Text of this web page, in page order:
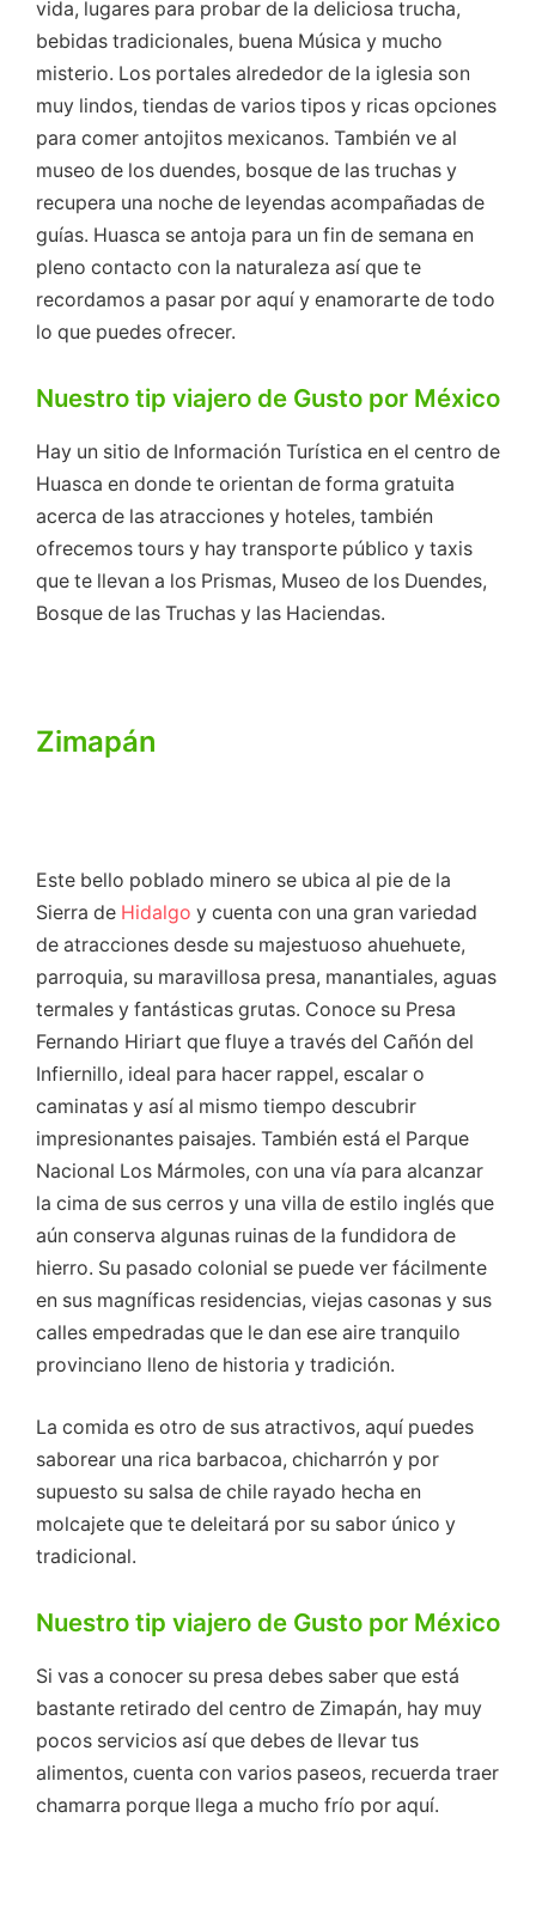
vida, lugares para probar de la deliciosa trucha,
bebidas tradicionales, buena Música y mucho
misterio. Los portales alrededor de la iglesia son
muy lindos, tiendas de varios tipos y ricas opciones
para comer antojitos mexicanos. También ve al
museo de los duendes, bosque de las truchas y
recupera una noche de leyendas acompañadas de
guías. Huasca se antoja para un fin de semana en
pleno contacto con la naturaleza así que te
recordamos a pasar por aquí y enamorarte de todo
lo que puedes ofrecer.
Nuestro tip viajero de Gusto por México
Hay un sitio de Información Turística en el centro de
Huasca en donde te orientan de forma gratuita
acerca de las atracciones y hoteles, también
ofrecemos tours y hay transporte público y taxis
que te llevan a los Prismas, Museo de los Duendes,
Bosque de las Truchas y las Haciendas.
Zimapán
Este bello poblado minero se ubica al pie de la
Sierra de Hidalgo y cuenta con una gran variedad
de atracciones desde su majestuoso ahuehuete,
parroquia, su maravillosa presa, manantiales, aguas
termales y fantásticas grutas. Conoce su Presa
Fernando Hiriart que fluye a través del Cañón del
Infiernillo, ideal para hacer rappel, escalar o
caminatas y así al mismo tiempo descubrir
impresionantes paisajes. También está el Parque
Nacional Los Mármoles, con una vía para alcanzar
la cima de sus cerros y una villa de estilo inglés que
aún conserva algunas ruinas de la fundidora de
hierro. Su pasado colonial se puede ver fácilmente
en sus magníficas residencias, viejas casonas y sus
calles empedradas que le dan ese aire tranquilo
provinciano lleno de historia y tradición.
La comida es otro de sus atractivos, aquí puedes
saborear una rica barbacoa, chicharrón y por
supuesto su salsa de chile rayado hecha en
molcajete que te deleitará por su sabor único y
tradicional.
Nuestro tip viajero de Gusto por México
Si vas a conocer su presa debes saber que está
bastante retirado del centro de Zimapán, hay muy
pocos servicios así que debes de llevar tus
alimentos, cuenta con varios paseos, recuerda traer
chamarra porque llega a mucho frío por aquí.